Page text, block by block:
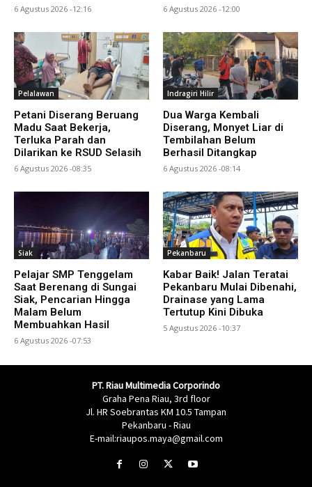
6 Agustus 2026 -12:16 6 Agustus 2026 -12:00
Pelalawan
Petani Diserang Beruang
Madu Saat Bekerja,
Terluka Parah dan
Dilarikan ke RSUD Selasih
6 Agustus 2026 -08:35
Indragiri Hilir
Dua Warga Kembali
Diserang, Monyet Liar di
Tembilahan Belum
Berhasil Ditangkap
6 Agustus 2026 -08:14
Siak
Pelajar SMP Tenggelam
Saat Berenang di Sungai
Siak, Pencarian Hingga
Malam Belum
Membuahkan Hasil
6 Agustus 2026 -07:53
Pekanbaru
Kabar Baik! Jalan Teratai
Pekanbaru Mulai Dibenahi,
Drainase yang Lama
Tertutup Kini Dibuka
5 Agustus 2026 -10:37
PT. Riau Multimedia Corporindo
Graha Pena Riau, 3rd floor
Jl. HR Soebrantas KM 10.5 Tampan
Pekanbaru - Riau
E-mail:riaupos.maya@gmail.com